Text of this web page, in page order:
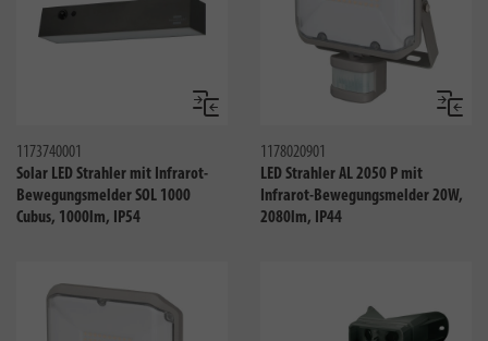
Vergleichen
1173740001
Solar LED Strahler mit Infrarot-
Bewegungsmelder SOL 1000
Cubus, 1000lm, IP54
1178020901
LED Strahler AL 2050 P mit
Infrarot-Bewegungsmelder 20W,
2080lm, IP44